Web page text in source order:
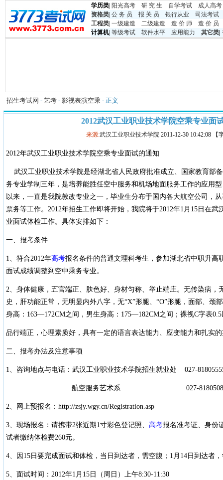
学历类 阳光高考 研 究 生 自学考试
成人高考
资格类 公 务 员 报 关 员 银行从业
司法考试
工程类 一级建造 二级建造 造 价 师
造 价 员
计算机| 等级考试 软件水平 应用能力 其它类
招生考试网 - 艺考 - 影视表演空乘 - 正文
2012武汉工业职业技术学院空乘专业面
来源:武汉工业职业技术学院 2011-12-30 10:42:08 【
2012年武汉工业职业技术学院空乘专业面试的通知
武汉工业职业技术学院是经湖北省人民政府批准成立、国家教育部
务专业学制三年，是培养能胜任空中服务和机场地面服务工作的应用
以来，一直是我院教改专业之一，毕业生分布于国内各大航空公司，
票务等工作。2012年招生工作即将开始，我院将于2012年1月15日在
业面试体检工作。具体安排如下：
一、报考条件
1、符合2012年高考报名条件的普通文理科考生，参加湖北省中职升高
面试成绩调整到空中乘务专业。
2、身体健康，五官端正、肤色好、身材匀称、举止端庄。无传染病，
史，肝功能正常，无明显内外八字，无“X”形腿、“O”形腿，面部、颈
身高：163—172CM之间，男生身高：175—182CM之间；裸视C字表
品行端正，心理素质好，具有一定的语言表达能力、应变能力和扎实
二、报考办法及注意事项
1、咨询地点与电话：武汉工业职业技术学院招生就业处 027-
航空服务艺术系 027-81805087
2、网上预报名：http://zsjy.wgy.cn/Registration.asp
3、现场报名：请携带2张近期1寸彩色登记照、 高考报名准考证、身份
试者缴纳体检费260元。
4、因15日要完成面试和体检，当日到达者，需空腹；1月14日到达者
5、面试时间：2012年1月15日（周日）上午8:30-11:30